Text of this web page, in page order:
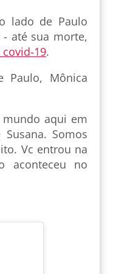
lado de Paulo
até sua morte,
19.
Mônica
aqui em
Somos
Vc entrou na
aconteceu no